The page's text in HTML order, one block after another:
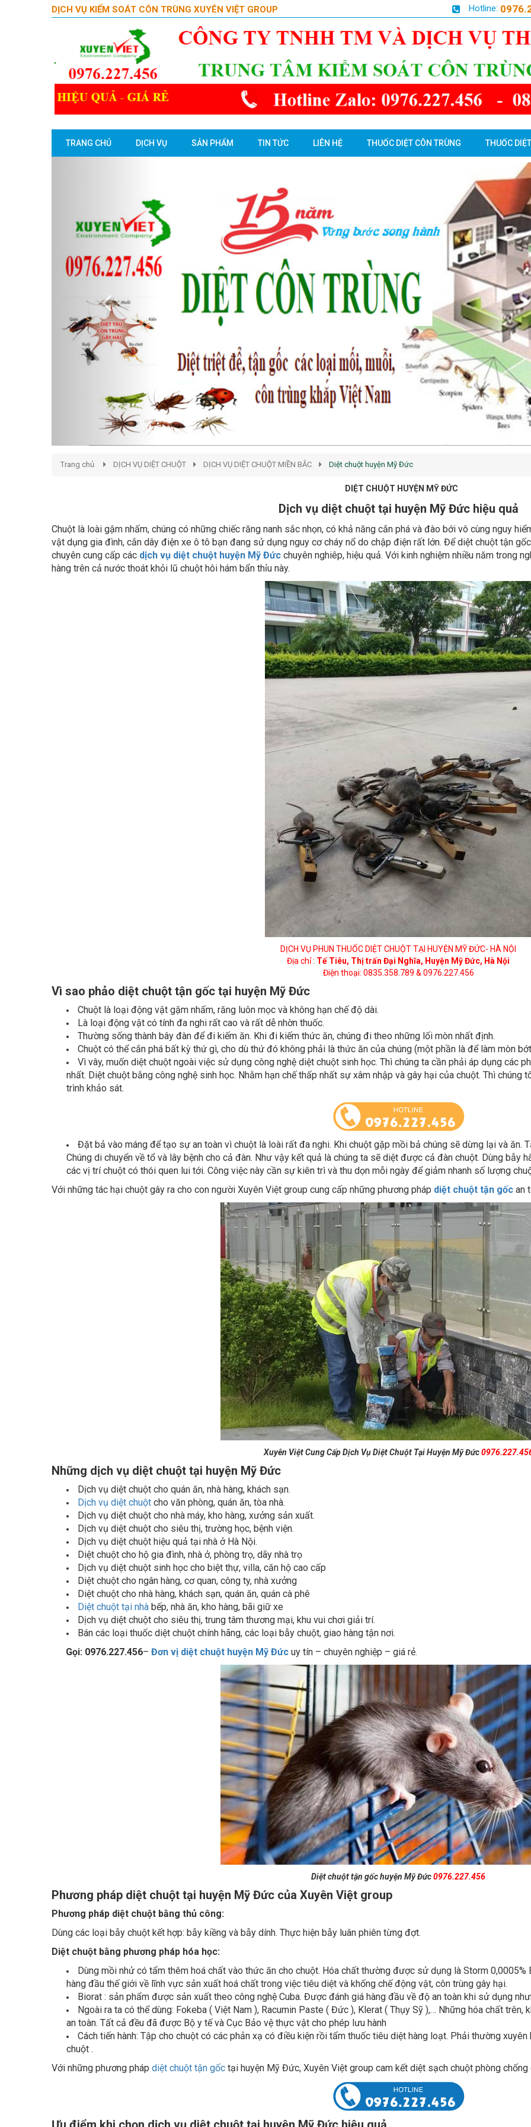
DỊCH VỤ KIỂM SOÁT CÔN TRÙNG XUYÊN VIỆT GROUP Hotline:
TRANG CHỦ DỊCH VỤ SẢN PHẨM TIN TỨC LIÊN HỆ THUỐC DIỆT CÔN TRÙNG THUỐC
Trang chủ DỊCH VỤ DIỆT CHUỘT DỊCH VỤ DIỆT CHUỘT MIỀN BẮC Diệt chuột huyện Mỹ Đức
DIỆT CHUỘT HUYỆN MỸ ĐỨC
Dịch vụ diệt chuột tại huyện Mỹ Đức hiệu quả
Chuột là loài gậm nhấm, chúng có những chiếc răng nanh sắc nhọn, có khả năng cắn phá và đào bới vô cùng nguy
vật dụng gia đình, cắn dây điện xe ô tô bạn đang sử dụng nguy cơ cháy nổ do chập điện rất lớn. Để diệt chuột tận
chuyên cung cấp cácdịch vụ diệt chuột huyện Mỹ Đứcchuyên nghiêp, hiệu quả. Với kinh nghiệm nhiều năm trong
hàng trên cả nước thoát khỏi lũ chuột hôi hám bẩn thỉu này.
DỊCH VỤ PHUN THUỐC DIỆT CHUỘT TẠI HUYỆN MỸ ĐỨC- HÀ NỘI
Tế Tiêu, Thị trấn Đại Nghĩa, Huyện Mỹ Đức, Hà Nội
Điện thoại: 0835.358.789 & 0976.227.456
Chuột là loại động vật gặm nhấm, răng luôn mọc và không hạn chế độ dài.
Là loại động vật có tính đa nghi rất cao và rất dễ nhờn thuốc.
Thường sống thành bây đàn để đi kiếm ăn. Khi đi kiếm thức ăn, chúng đi theo những lối mòn nhất định.
Chuột có thể cắn phá bất kỳ thứ gì, cho dù thứ đó không phải là thức ăn của chúng (một phần là để làm mòn
Vì vây, muốn diệt chuột ngoài việc sử dụng công nghệ diệt chuột sinh học. Thì chúng ta cần phải áp dụng các
nhất. Diệt chuột bằng công nghệ sinh học. Nhằm hạn chế thấp nhất sự xâm nhập và gây hại của chuột. Thì
trình khảo sát.
Đặt bả vào máng để tạo sự an toàn vì chuột là loài rất đa nghi. Khi chuột gặp mồi bả chúng sẽ dừng lại và ăn.
Chúng di chuyển về tổ và lây bệnh cho cả đàn. Như vậy kết quả là chúng ta sẽ diệt được cả đàn chuột. Dùng bẫy
các vị trí chuột có thói quen lui tới. Công việc này cần sự kiên trì và thu dọn mỗi ngày để giảm nhanh số lượng
Với những tác hại chuột gây ra cho con người Xuyên Việt group cung cấp những phương phápdiệt chuột tận gốc an
Xuyên Việt Cung Cấp Dịch Vụ Diệt Chuột Tại Huyện Mỹ Đức
Những dịch vụ diệt chuột tại huyện Mỹ Đức
Dịch vụ diệt chuột cho quán ăn, nhà hàng, khách sạn.
Dịch vụ diệt chuột cho văn phòng, quán ăn, tòa nhà.
Dịch vụ diệt chuột cho nhà máy, kho hàng, xưởng sản xuất.
Dịch vụ diệt chuột cho siêu thị, trường học, bệnh viện.
Dịch vụ diệt chuột hiệu quả tại nhà ở Hà Nội.
Diệt chuột cho hộ gia đình, nhà ở, phòng trọ, dãy nhà trọ
Dịch vụ diệt chuột sinh học cho biệt thự, villa, căn hộ cao cấp
Diệt chuột cho ngân hàng, cơ quan, công ty, nhà xưởng
Diệt chuột cho nhà hàng, khách sạn, quán ăn, quán cà phê
Diệt chuột tại nhàbếp, nhà ăn, kho hàng, bãi giữ xe
Dịch vụ diệt chuột cho siêu thị, trung tâm thương mại, khu vui chơi giải trí.
Bán các loại thuốc diệt chuột chính hãng, các loại bẫy chuột, giao hàng tận nơi.
Gọi:0976.227.456–Đơn vị diệt chuột huyện Mỹ Đứcuy tín – chuyên nghiệp – giá rẻ.
Diệt chuột tận gốc huyện Mỹ Đức0976.227.456
Phương pháp diệt chuột tại huyện Mỹ Đức của Xuyên Việt group
Phương pháp diệt chuột bằng thủ công:
Dùng các loại bẫy chuột kết hợp: bẫy kiềng và bẫy dính. Thực hiện bẫy luân phiên từng đợt.
Diệt chuột bằng phương pháp hóa học:
Dùng mồi nhử có tẩm thêm hoá chất vào thức ăn cho chuột. Hóa chất thường được sử dụng là Storm
hàng đầu thế giới về lĩnh vực sản xuất hoá chất trong việc tiêu diệt và khống chế động vật, côn trùng gây hại.
Biorat : sản phẩm được sản xuất theo công nghệ Cuba. Được đánh giá hàng đầu về độ an toàn khi sử dụng
Ngoài ra ta có thể dùng: Fokeba ( Việt Nam ), Racumin Paste ( Đức ), Klerat ( Thụy Sỹ ),… Những hóa chất
an toàn. Tất cả đều đã được Bộ y tế và Cục Bảo vệ thực vật cho phép lưu hành
Cách tiến hành: Tập cho chuột có các phản xạ có điều kiện rồi tẩm thuốc tiêu diệt hàng loạt. Phải thường
chuột .
Với những phương pháp
Ưu điểm khi chọn dịch vụ diệt chuột tại huyện Mỹ Đức hiệu quả